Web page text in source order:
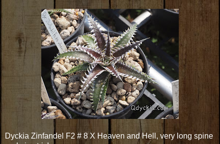
Dyckia Zinfandel F2 # 8 X Heaven and Hell, very long spine